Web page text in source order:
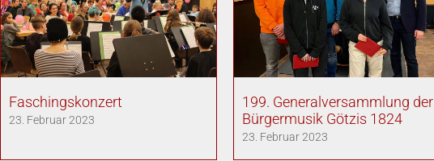
Faschingskonzert
23. Februar 2023
199. Generalversammlung der
Bürgermusik Götzis 1824
23. Februar 2023